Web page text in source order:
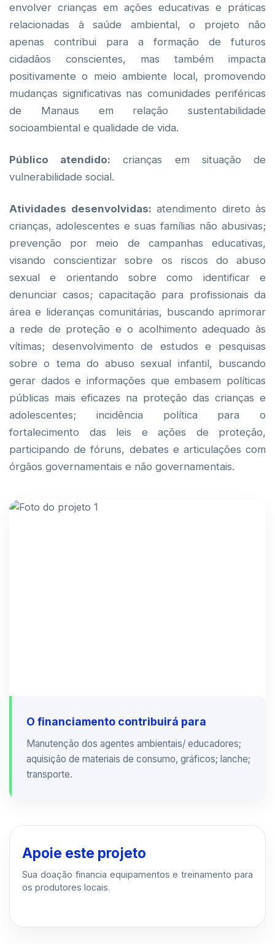
envolver crianças em ações educativas e práticas
relacionadas à saúde ambiental, o projeto não
apenas contribui para a formação de futuros
cidadãos conscientes, mas também impacta
positivamente o meio ambiente local, promovendo
mudanças significativas nas comunidades periféricas
de Manaus em relação sustentabilidade
socioambiental e qualidade de vida.
Público atendido: crianças em situação de
vulnerabilidade social.
Atividades desenvolvidas: atendimento direto às
crianças, adolescentes e suas famílias não abusivas;
prevenção por meio de campanhas educativas,
visando conscientizar sobre os riscos do abuso
sexual e orientando sobre como identificar e
denunciar casos; capacitação para profissionais da
área e lideranças comunitárias, buscando aprimorar
a rede de proteção e o acolhimento adequado às
vítimas; desenvolvimento de estudos e pesquisas
sobre o tema do abuso sexual infantil, buscando
gerar dados e informações que embasem políticas
públicas mais eficazes na proteção das crianças e
adolescentes; incidência política para o
fortalecimento das leis e ações de proteção,
participando de fóruns, debates e articulações com
órgãos governamentais e não governamentais.
O financiamento contribuirá para
Manutenção dos agentes ambientais/ educadores;
aquisição de materiais de consumo, gráficos; lanche;
transporte.
Apoie este projeto
Sua doação financia equipamentos e treinamento para
os produtores locais.